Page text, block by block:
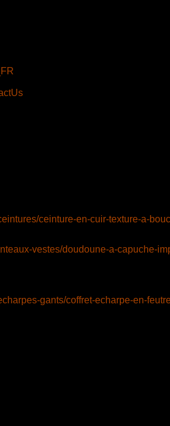
ceinture-en-cuir-texture-a-
vestes/doudoune-a-capuche-
gants/coffret-echarpe-en-